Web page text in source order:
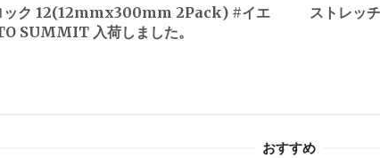
ック 12(12mmx300mm 2Pack) #イエ
SUMMIT 入荷しました。
ストレッ
おすすめ